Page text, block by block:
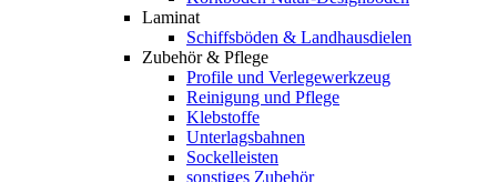
Laminat
Schiffsböden & Landhausdielen
Zubehör & Pflege
Profile und Verlegewerkzeug
Reinigung und Pflege
Klebstoffe
Unterlagsbahnen
Sockelleisten
sonstiges Zubehör